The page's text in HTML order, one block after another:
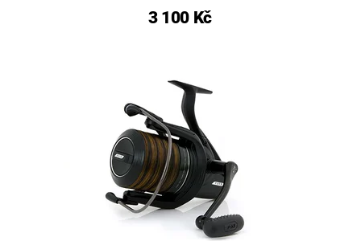
3 100 Kč